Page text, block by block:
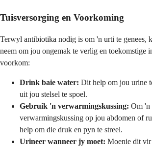
Tuisversorging en Voorkoming
Terwyl antibiotika nodig is om 'n urti te genees,
neem om jou ongemak te verlig en toekomstige
voorkom:
Drink baie water: Dit help om jou urine
uit jou stelsel te spoel.
Gebruik 'n verwarmingskussing: Om 'n
verwarmingskussing op jou abdomen of
help om die druk en pyn te streel.
Urineer wanneer jy moet: Moenie dit vir